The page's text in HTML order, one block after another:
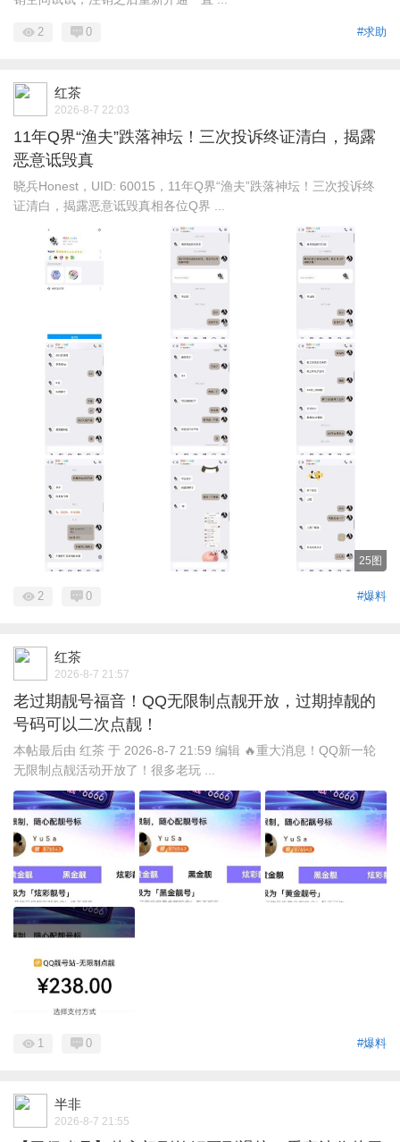
#求助
2 0
红茶
2026-8-7 22:03
11年Q界“渔夫”跌落神坛！三次投诉终证清白，揭露
恶意诋毁真
晓兵Honest，UID: 60015，11年Q界“渔夫”跌落神坛！三次投诉终
证清白，揭露恶意诋毁真相各位Q界 ...
25图
#爆料
2 0
红茶
2026-8-7 21:57
老过期靓号福音！QQ无限制点靓开放，过期掉靓的
号码可以二次点靓！
本帖最后由 红茶 于 2026-8-7 21:59 编辑 🔥重大消息！QQ新一轮
无限制点靓活动开放了！很多老玩 ...
#爆料
1 0
半非
2026-8-7 21:55